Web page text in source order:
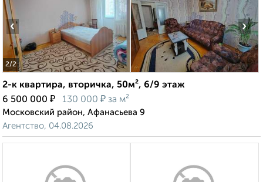
2/2
‹ ›
2-к квартира, вторичка, 50м², 6/9 этаж
6 500 000 ₽ 130 000 ₽ за м²
Московский район, Афанасьева 9
Агентство, 04.08.2026